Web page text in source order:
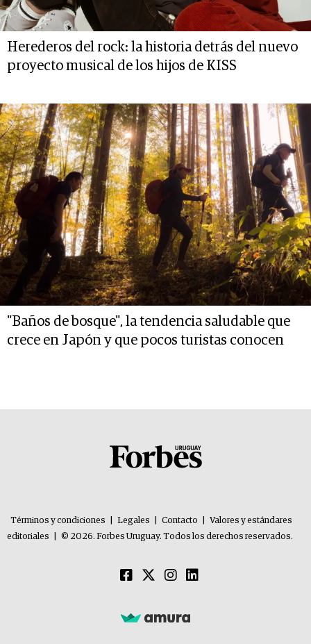
Herederos del rock: la historia detrás del nuevo
proyecto musical de los hijos de KISS
"Baños de bosque", la tendencia saludable que
crece en Japón y que pocos turistas conocen
Términos y condiciones Legales Contacto
Valores y estándares
editoriales
© 2026. Forbes Uruguay. Todos los derechos reservados.